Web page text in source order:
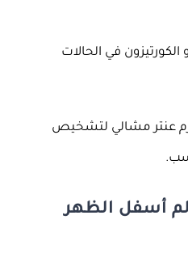
الكورتيزون في الحالات
عنتر مشالي لتشخيص
أسفل الظهر